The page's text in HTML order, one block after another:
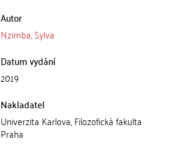
Autor
Nzimba, Sylva
Datum vydání
2019
Nakladatel
Univerzita Karlova, Filozofická fakulta
Praha